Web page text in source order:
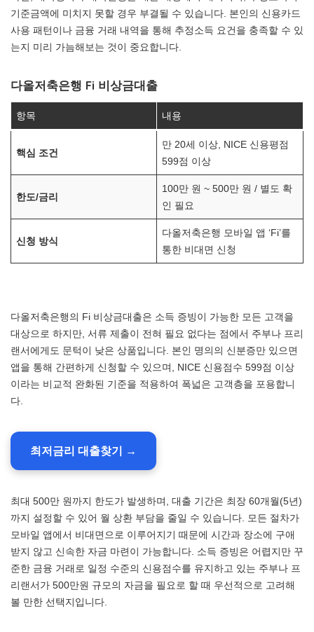
기준금액에 미치지 못할 경우 부결될 수 있습니다. 본인의 신용카드
사용 패턴이나 금융 거래 내역을 통해 추정소득 요건을 충족할 수 있
는지 미리 가늠해보는 것이 중요합니다.
다올저축은행 Fi 비상금대출
항목 내용
핵심 조건
만 20세 이상, NICE 신용평점
599점 이상
한도/금리
100만 원 ~ 500만 원 / 별도 확
인 필요
신청 방식
다올저축은행 모바일 앱 ‘Fi’를
통한 비대면 신청
다올저축은행의 Fi 비상금대출은 소득 증빙이 가능한 모든 고객을
대상으로 하지만, 서류 제출이 전혀 필요 없다는 점에서 주부나 프리
랜서에게도 문턱이 낮은 상품입니다. 본인 명의의 신분증만 있으면
앱을 통해 간편하게 신청할 수 있으며, NICE 신용점수 599점 이상
이라는 비교적 완화된 기준을 적용하여 폭넓은 고객층을 포용합니
다.
최저금리 대출찾기 →
최대 500만 원까지 한도가 발생하며, 대출 기간은 최장 60개월(5년)
까지 설정할 수 있어 월 상환 부담을 줄일 수 있습니다. 모든 절차가
모바일 앱에서 비대면으로 이루어지기 때문에 시간과 장소에 구애
받지 않고 신속한 자금 마련이 가능합니다. 소득 증빙은 어렵지만 꾸
준한 금융 거래로 일정 수준의 신용점수를 유지하고 있는 주부나 프
리랜서가 500만원 규모의 자금을 필요로 할 때 우선적으로 고려해
볼 만한 선택지입니다.